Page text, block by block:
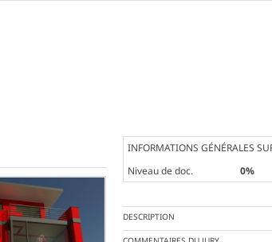
INFORMATIONS GÉNÉRALES
Niveau de doc.
0%
DESCRIPTION